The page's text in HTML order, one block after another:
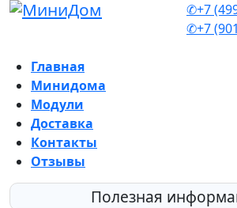
✆+7
✆+7
Главная
Минидома
Модули
Доставка
Контакты
Отзывы
Полезная